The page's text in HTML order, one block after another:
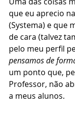
que eu aprecio
(Systema) e que
de cara (talvez
pelo meu perfil
pensamos de
um ponto que,
Professor, não
a meus alunos.